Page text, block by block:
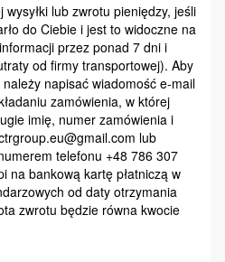
lub zwrotu pieniędzy, jeśli
do Ciebie i jest to widoczne na
przez ponad 7 dni i
od firmy transportowej). Aby
napisać wiadomość e-mail
zamówienia, w której
imię, numer zamówienia i
lub
telefonu +48 786 307
na bankową kartę płatniczą w
od daty otrzymania
zwrotu będzie równa kwocie